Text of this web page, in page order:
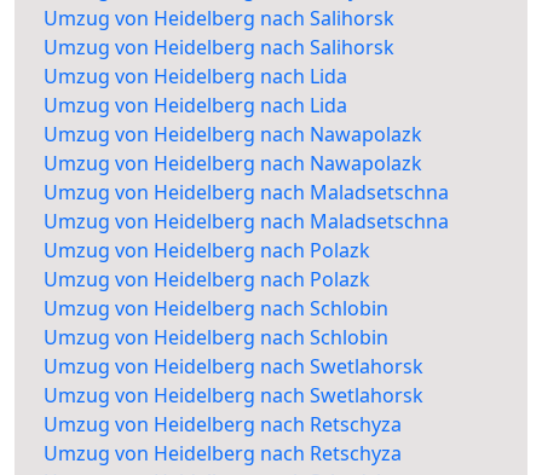
Umzug von Heidelberg nach Salihorsk
Umzug von Heidelberg nach Salihorsk
Umzug von Heidelberg nach Lida
Umzug von Heidelberg nach Lida
Umzug von Heidelberg nach Nawapolazk
Umzug von Heidelberg nach Nawapolazk
Umzug von Heidelberg nach Maladsetschna
Umzug von Heidelberg nach Maladsetschna
Umzug von Heidelberg nach Polazk
Umzug von Heidelberg nach Polazk
Umzug von Heidelberg nach Schlobin
Umzug von Heidelberg nach Schlobin
Umzug von Heidelberg nach Swetlahorsk
Umzug von Heidelberg nach Swetlahorsk
Umzug von Heidelberg nach Retschyza
Umzug von Heidelberg nach Retschyza